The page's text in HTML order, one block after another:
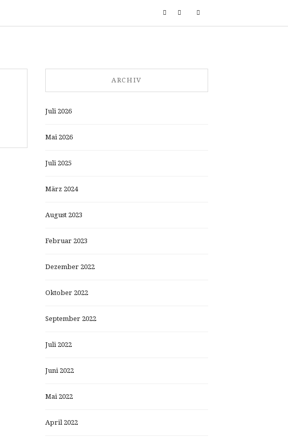
ARCHIV
Juli 2026
Mai 2026
Juli 2025
März 2024
August 2023
Februar 2023
Dezember 2022
Oktober 2022
September 2022
Juli 2022
Juni 2022
Mai 2022
April 2022